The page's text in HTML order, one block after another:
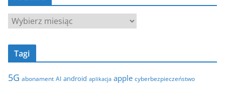
g
e
A
r
c
w
Tagi
5G abonament AI android aplikacja apple cyberbezpieczeństwo